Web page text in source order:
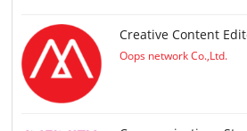
Creative Content
Oops network Co.,Ltd.